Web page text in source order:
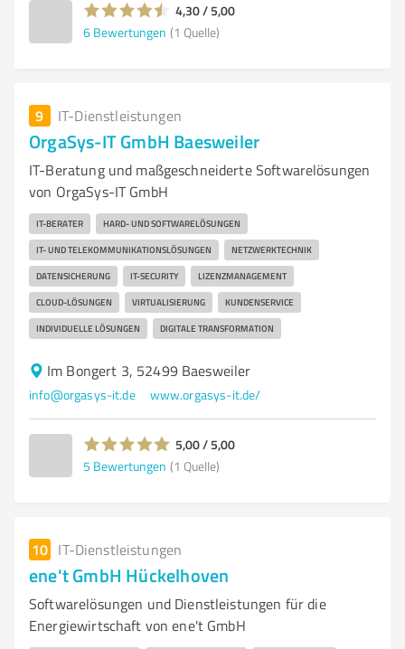
4,30 / 5,00
6 Bewertungen (1 Quelle)
9 IT-Dienstleistungen
OrgaSys-IT GmbH Baesweiler
IT-Beratung und maßgeschneiderte Softwarelösungen
von OrgaSys-IT GmbH
IT-BERATER HARD- UND SOFTWARELÖSUNGEN
IT- UND TELEKOMMUNIKATIONSLÖSUNGEN NETZWERKTECHNIK
DATENSICHERUNG IT-SECURITY LIZENZMANAGEMENT
CLOUD-LÖSUNGEN VIRTUALISIERUNG KUNDENSERVICE
INDIVIDUELLE LÖSUNGEN DIGITALE TRANSFORMATION
Im Bongert 3, 52499 Baesweiler
info@orgasys-it.de www.orgasys-it.de/
5,00 / 5,00
5 Bewertungen (1 Quelle)
10 IT-Dienstleistungen
ene't GmbH Hückelhoven
Softwarelösungen und Dienstleistungen für die
Energiewirtschaft von ene't GmbH